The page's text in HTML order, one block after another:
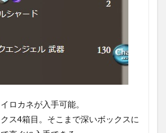
ロカネが入手可能。
ス4箱目。そこまで深いボックスに